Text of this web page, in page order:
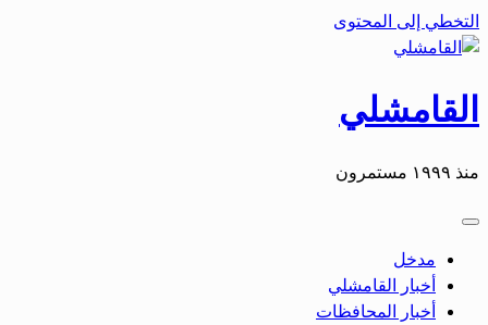
التخطي إلى المحتوى
القامشلي
منذ ١٩٩٩ مستمرون
مدخل
أخبار القامشلي
أخبار المحافظات